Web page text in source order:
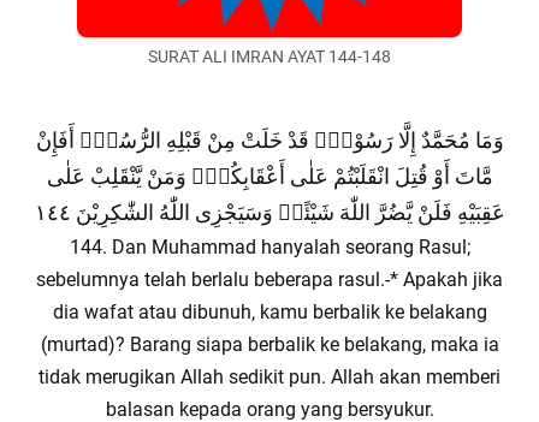
SURAT ALI IMRAN AYAT 144-148
وَمَا مُحَمَّدٌ إِلَّا رَسُوْلٌۚ قَدْ خَلَتْ مِنْ قَبْلِهِ الرُّسُلُۗ أَفَإِنْ
مَّاتَ أَوْ قُتِلَ انْقَلَبْتُمْ عَلٰى أَعْقَابِكُمْۗ وَمَنْ يَّنْقَلِبْ عَلٰى
عَقِبَيْهِ فَلَنْ يَّضُرَّ اللّٰهَ شَيْئًاۗ وَسَيَجْزِى اللّٰهُ الشّٰكِرِيْنَ ١٤٤
144. Dan Muhammad hanyalah seorang Rasul;
sebelumnya telah berlalu beberapa rasul.-* Apakah jika
dia wafat atau dibunuh, kamu berbalik ke belakang
(murtad)? Barang siapa berbalik ke belakang, maka ia
tidak merugikan Allah sedikit pun. Allah akan memberi
balasan kepada orang yang bersyukur.